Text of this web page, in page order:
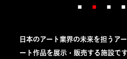
日本のアート業界の未来を担うア
ート作品を展示・販売する施設で